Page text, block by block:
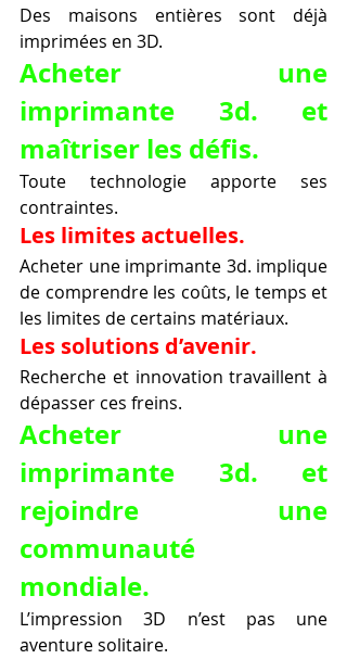
Des maisons entières sont déjà
imprimées en 3D.
Acheter une
imprimante 3d. et
maîtriser les défis.
Toute technologie apporte ses
contraintes.
Les limites actuelles.
Acheter une imprimante 3d. implique
de comprendre les coûts, le temps et
les limites de certains matériaux.
Les solutions d’avenir.
Recherche et innovation travaillent à
dépasser ces freins.
Acheter une
imprimante 3d. et
rejoindre une
communauté
mondiale.
L’impression 3D n’est pas une
aventure solitaire.